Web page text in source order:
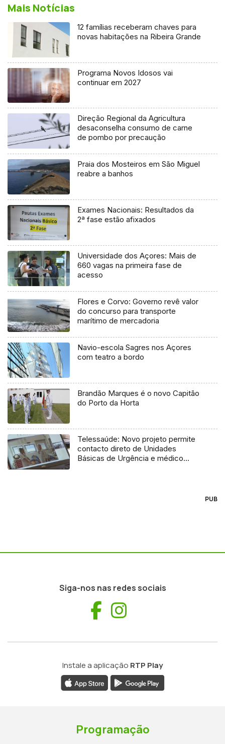
Mais Notícias
12 famílias receberam chaves para
novas habitações na Ribeira Grande
Programa Novos Idosos vai
continuar em 2027
Direção Regional da Agricultura
desaconselha consumo de carne
de pombo por precaução
Praia dos Mosteiros em São Miguel
reabre a banhos
Exames Nacionais: Resultados da
2ª fase estão afixados
Universidade dos Açores: Mais de
660 vagas na primeira fase de
acesso
Flores e Corvo: Governo revê valor
do concurso para transporte
marítimo de mercadoria
Navio-escola Sagres nos Açores
com teatro a bordo
Brandão Marques é o novo Capitão
do Porto da Horta
Telessaúde: Novo projeto permite
contacto direto de Unidades
Básicas de Urgência e médico
PUB
Siga-nos nas redes sociais
Facebook
Instale a aplicação RTP Play
Programação